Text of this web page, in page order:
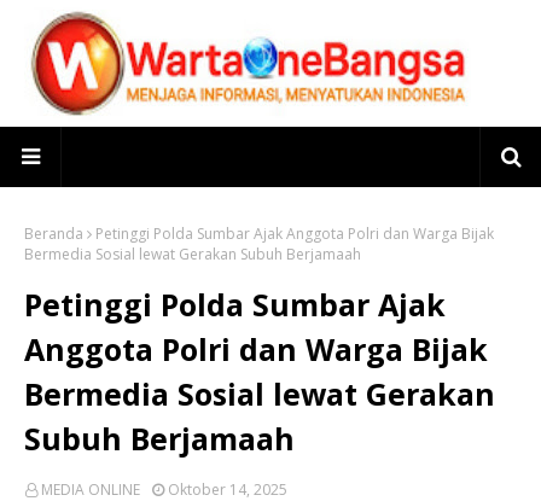
Beranda
Petinggi Polda Sumbar Ajak Anggota Polri dan Warga Bijak
Bermedia Sosial lewat Gerakan Subuh Berjamaah
Petinggi Polda Sumbar Ajak
Anggota Polri dan Warga Bijak
Bermedia Sosial lewat Gerakan
Subuh Berjamaah
MEDIA ONLINE Oktober 14, 2025